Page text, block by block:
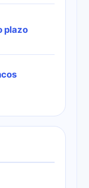
plazo